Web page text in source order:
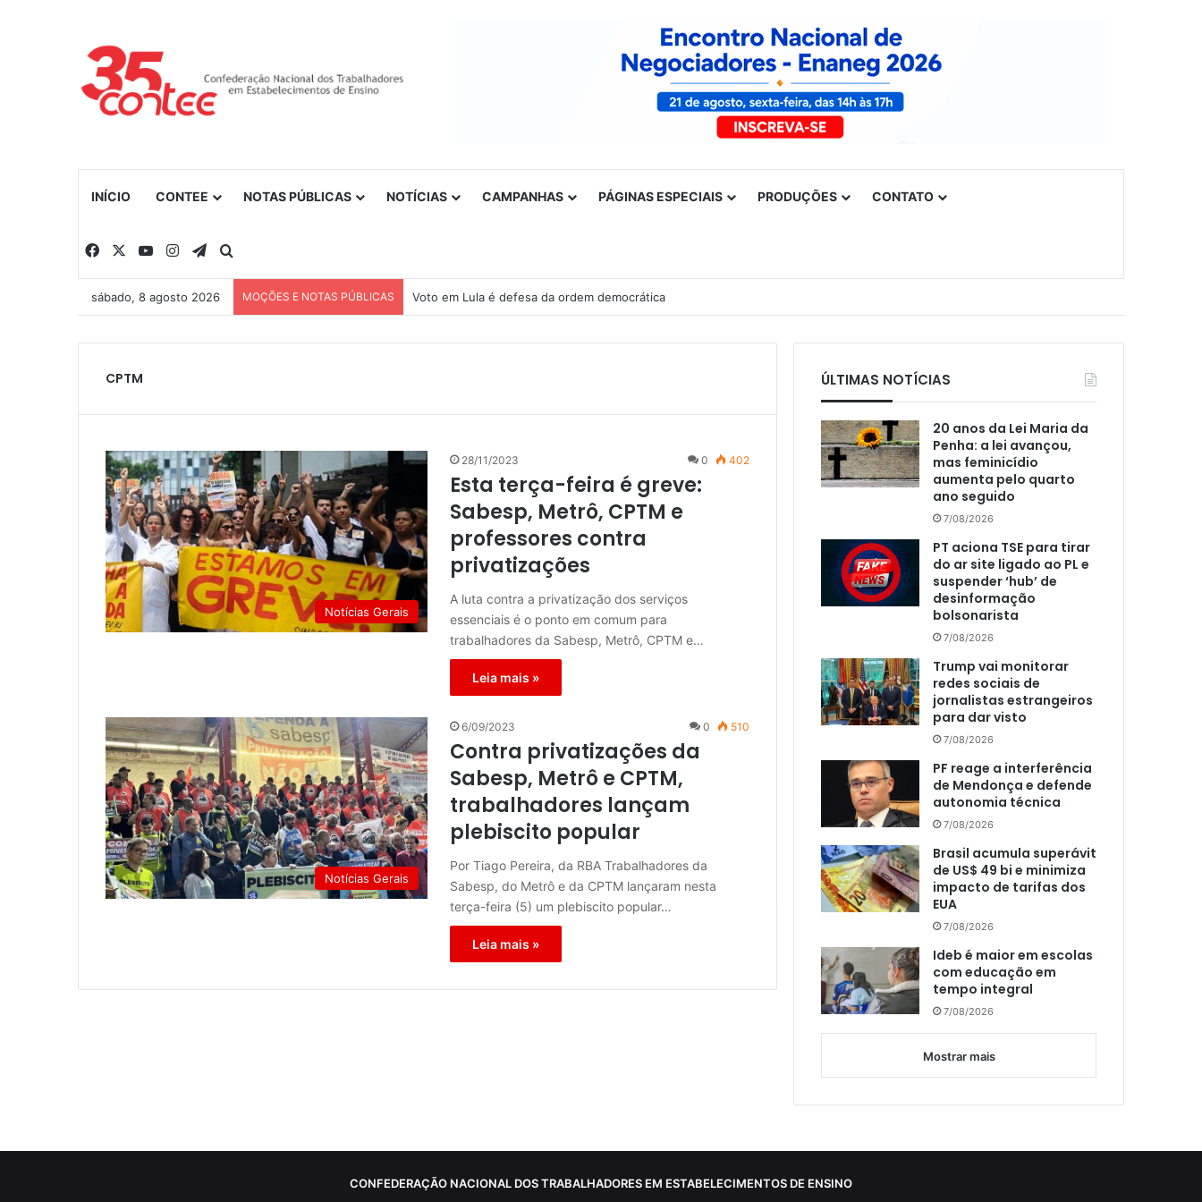
INÍCIO CONTEE NOTAS PÚBLICAS NOTÍCIAS CAMPANHAS PÁGINAS ESPECIAIS PRODUÇÕES CONTATO
Facebook YouTubeInstagramTelegram
sábado, 8 agosto 2026 MOÇÕES E NOTAS PÚBLICAS Voto em Lula é defesa da ordem democrática
CPTM
Notícias Gerais
28/11/2023 0 402
Esta terça-feira é greve:
Sabesp, Metrô, CPTM e
professores contra
privatizações
A luta contra a privatização dos serviços
essenciais é o ponto em comum para
trabalhadores da Sabesp, Metrô, CPTM e…
Leia mais »
Notícias Gerais
6/09/2023 0 510
Contra privatizações da
Sabesp, Metrô e CPTM,
trabalhadores lançam
plebiscito popular
Por Tiago Pereira, da RBA Trabalhadores da
Sabesp, do Metrô e da CPTM lançaram nesta
terça-feira (5) um plebiscito popular…
Leia mais »
ÚLTIMAS NOTÍCIAS
20 anos da Lei Maria da
Penha: a lei avançou,
mas feminicídio
aumenta pelo quarto
ano seguido
7/08/2026
PT aciona TSE para tirar
do ar site ligado ao PL e
suspender ‘hub’ de
desinformação
bolsonarista
7/08/2026
Trump vai monitorar
redes sociais de
jornalistas estrangeiros
para dar visto
7/08/2026
PF reage a interferência
de Mendonça e defende
autonomia técnica
7/08/2026
Brasil acumula superávit
de US$ 49 bi e minimiza
impacto de tarifas dos
EUA
7/08/2026
Ideb é maior em escolas
com educação em
tempo integral
7/08/2026
Mostrar mais
CONFEDERAÇÃO NACIONAL DOS TRABALHADORES EM ESTABELECIMENTOS DE ENSINO